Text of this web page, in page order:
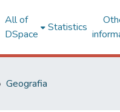
All of
DSpace
Statistics
Geografia